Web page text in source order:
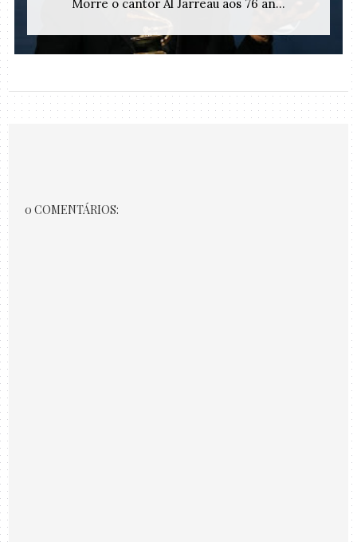
Morre o cantor Al Jarreau aos 76 an...
0 COMENTÁRIOS: